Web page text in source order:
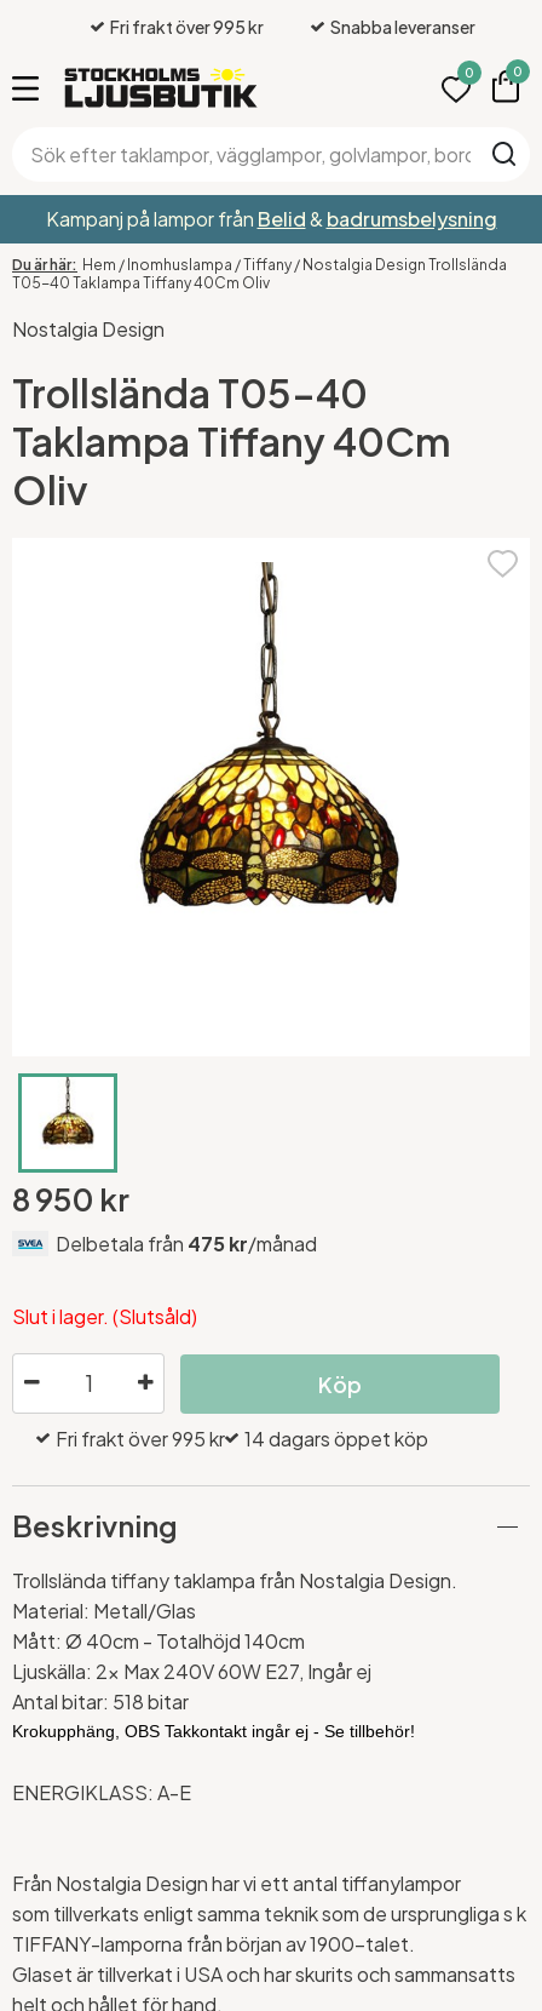
Fri frakt över 995 kr Snabba leveranser
0 0
Kampanj på lampor från Belid& badrumsbelysning
Hem / Inomhuslampa /Tiffany / Nostalgia Design Trollslända
T05-40 Taklampa Tiffany 40Cm Oliv
Nostalgia Design
Trollslända T05-40
Taklampa Tiffany 40Cm
Oliv
8 950 kr
Delbetala från 475 kr/månad
Slut i lager. (Slutsåld)
Köp
Fri frakt över 995 kr 14 dagars öppet köp
Beskrivning
Trollslända tiffany taklampa från Nostalgia Design.
Material: Metall/Glas
Mått: Ø 40cm - Totalhöjd 140cm
Ljuskälla: 2x Max 240V 60W E27, Ingår ej
Antal bitar: 518 bitar
Krokupphäng, OBS Takkontakt ingår ej - Se tillbehör!
ENERGIKLASS: A-E
Från Nostalgia Design har vi ett antal tiffanylampor
som tillverkats enligt samma teknik som de ursprungliga s k
TIFFANY-lamporna från början av 1900-talet.
Glaset är tillverkat i USA och har skurits och sammansatts
helt och hållet för hand.